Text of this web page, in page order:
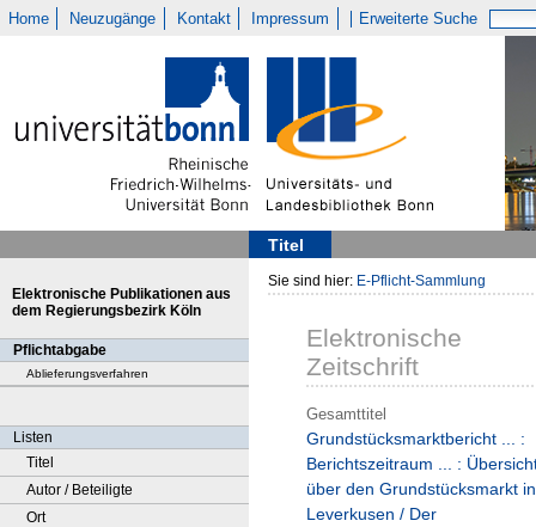
Home Neuzugänge Kontakt Impressum Erweiterte Suche
Titel
Elektronische Publikationen aus
dem Regierungsbezirk Köln
Pflichtabgabe
Ablieferungsverfahren
Listen
Titel
Autor / Beteiligte
Ort
Sie sind hier: E-Pflicht-Sammlung
Elektronische
Zeitschrift
Gesamttitel
Grundstücksmarktbericht ... :
Berichtszeitraum ... :
über den Grundstücksmarkt in
Leverkusen / Der